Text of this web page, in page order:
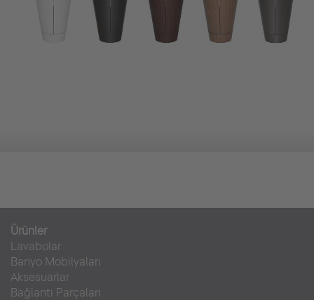
Ürünler
Lavabolar
Banyo Mobilyaları
Aksesuarlar
Bağlantı Parçaları